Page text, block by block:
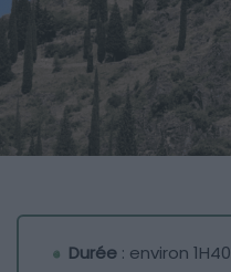
Durée : environ 1H40